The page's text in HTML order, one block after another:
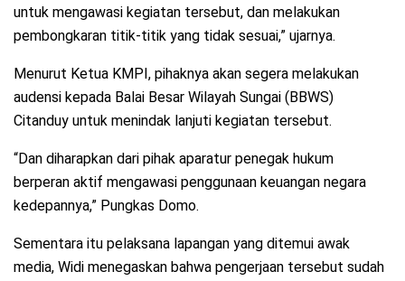
untuk mengawasi kegiatan tersebut, dan melakukan
pembongkaran titik-titik yang tidak sesuai,” ujarnya.
Menurut Ketua KMPI, pihaknya akan segera melakukan
audensi kepada Balai Besar Wilayah Sungai (BBWS)
Citanduy untuk menindak lanjuti kegiatan tersebut.
“Dan diharapkan dari pihak aparatur penegak hukum
berperan aktif mengawasi penggunaan keuangan negara
kedepannya,” Pungkas Domo.
Sementara itu pelaksana lapangan yang ditemui awak
media, Widi menegaskan bahwa pengerjaan tersebut sudah